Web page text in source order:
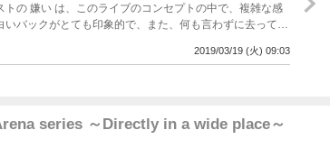
の 嫌い は、このライブのコンセプトの中で、複雑な感
バックがとても印象的で、また、何も言わずに去ってい
2019/03/19 (火) 09:03
series ～Directly in a wide place～